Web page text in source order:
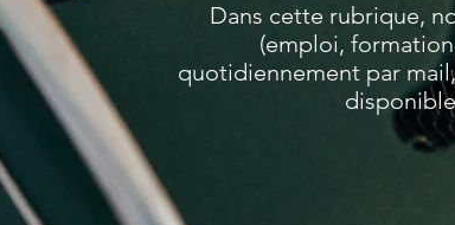
Dans cette rubrique,
(emploi,
quotidiennement par